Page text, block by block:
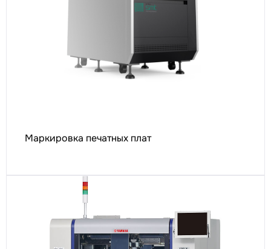
Маркировка печатных плат